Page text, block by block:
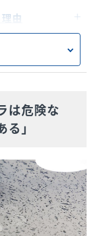
確認する
する
由
ォーマンスで
は危険な
」